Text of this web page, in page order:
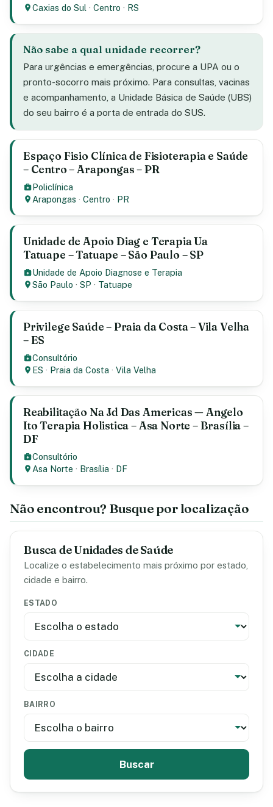
Caxias do Sul ·Centro · RS
Não sabe a qual unidade recorrer?
Para urgências e emergências, procure a UPA ou o
pronto-socorro mais próximo. Para consultas, vacinas
e acompanhamento, a Unidade Básica de Saúde (UBS)
do seu bairro é a porta de entrada do SUS.
Espaço Fisio Clínica de Fisioterapia e Saúde
– Centro – Arapongas – PR
Policlínica
Arapongas ·Centro · PR
Unidade de Apoio Diag e Terapia Ua
Tatuape – Tatuape – São Paulo – SP
Unidade de Apoio Diagnose e Terapia
São Paulo ·SP · Tatuape
Privilege Saúde – Praia da Costa – Vila Velha
– ES
Consultório
ES · Praia da Costa ·Vila Velha
Reabilitação Na Jd Das Americas — Angelo
Ito Terapia Holistica – Asa Norte – Brasília –
DF
Consultório
Asa Norte · Brasília · DF
Não encontrou? Busque por localização
Busca de Unidades de Saúde
Localize o estabelecimento mais próximo por estado,
cidade e bairro.
ESTADO
CIDADE
BAIRRO
Buscar